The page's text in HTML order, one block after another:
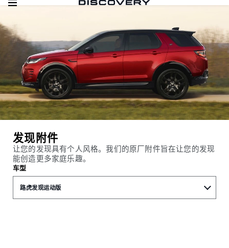
发现附件
让您的发现具有个人风格。我们的原厂附件旨在让您的发现
能创造更多家庭乐趣。
车型
路虎发现运动版